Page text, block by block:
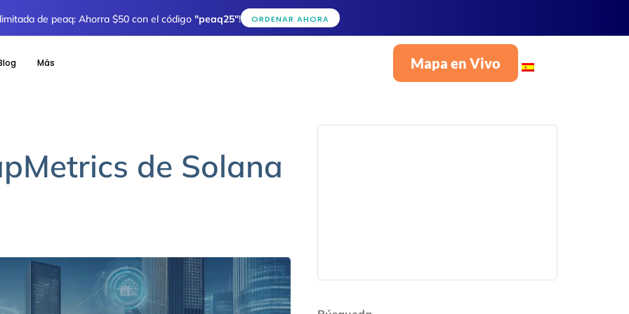
de peaq: Ahorra $50 con el código "peaq25"! ORDENAR AHORA
Más Mapa en Vivo
de Solana